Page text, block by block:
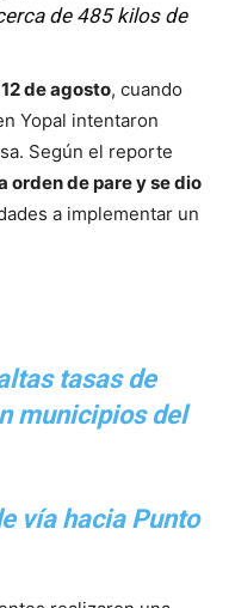
de 485 kilos de
de agosto, cuando
Yopal intentaron
Según el reporte
orden de pare y se dio
a implementar un
tasas de
municipios del
vía hacia Punto